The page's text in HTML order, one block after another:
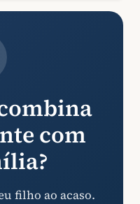
com
filho ao acaso.